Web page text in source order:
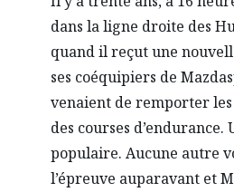
dans la ligne droite des
quand il reçut une
ses coéquipiers de
venaient de remporter
des courses
populaire. Aucune autre
l’épreuve auparavant et